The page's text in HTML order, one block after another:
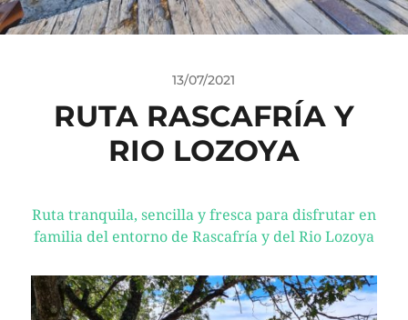
13/07/2021
RUTA RASCAFRÍA Y
RIO LOZOYA
Ruta tranquila, sencilla y fresca para disfrutar en
familia del entorno de Rascafría y del Rio Lozoya